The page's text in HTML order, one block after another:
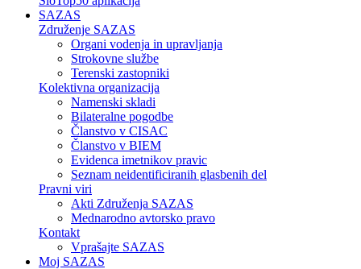
SAZAS
Združenje SAZAS
Organi vodenja in upravljanja
Strokovne službe
Terenski zastopniki
Kolektivna organizacija
Namenski skladi
Bilateralne pogodbe
Članstvo v CISAC
Članstvo v BIEM
Evidenca imetnikov pravic
Seznam neidentificiranih glasbenih del
Pravni viri
Akti Združenja SAZAS
Mednarodno avtorsko pravo
Kontakt
Vprašajte SAZAS
Moj SAZAS